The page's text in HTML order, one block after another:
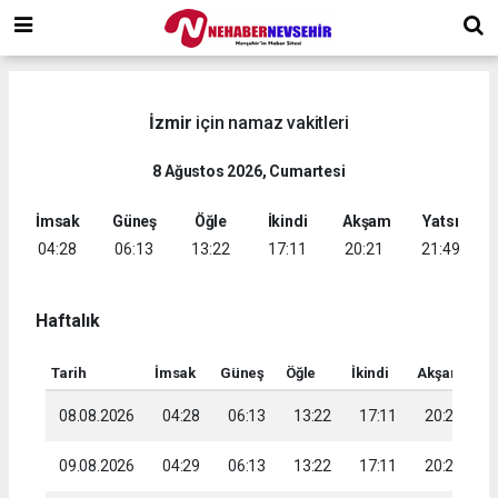
İzmir için namaz vakitleri
8 Ağustos 2026, Cumartesi
İmsak
04:28
Güneş
06:13
Öğle
13:22
İkindi
17:11
Akşam
20:21
Yatsı
21:49
Haftalık
Tarih İmsak Güneş Öğle İkindi Akşam
08.08.2026 04:28 06:13 13:22 17:11 20:21
09.08.2026 04:29 06:13 13:22 17:11 20:20